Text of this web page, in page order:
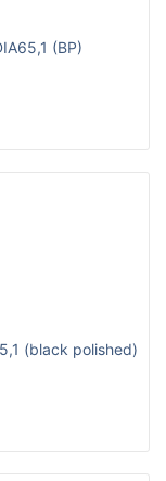
(BP)
(black polished)